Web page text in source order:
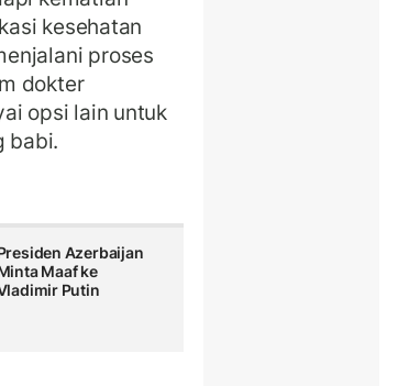
kesehatan
proses
dokter
opsi lain untuk
babi.
Azerbaijan
Maaf ke
Putin